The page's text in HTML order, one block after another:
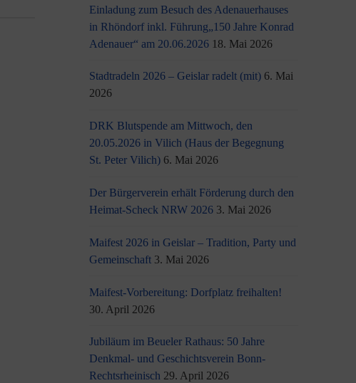
Einladung zum Besuch des Adenauerhauses
in Rhöndorf inkl. Führung„150 Jahre Konrad
Adenauer“ am 20.06.2026 18. Mai 2026
Stadtradeln 2026 – Geislar radelt (mit) 6. Mai
2026
DRK Blutspende am Mittwoch, den
20.05.2026 in Vilich (Haus der Begegnung
St. Peter Vilich) 6. Mai 2026
Der Bürgerverein erhält Förderung durch den
Heimat-Scheck NRW 2026 3. Mai 2026
Maifest 2026 in Geislar – Tradition, Party und
Gemeinschaft 3. Mai 2026
Maifest-Vorbereitung: Dorfplatz freihalten!
30. April 2026
Jubiläum im Beueler Rathaus: 50 Jahre
Denkmal- und Geschichtsverein Bonn-
Rechtsrheinisch 29. April 2026